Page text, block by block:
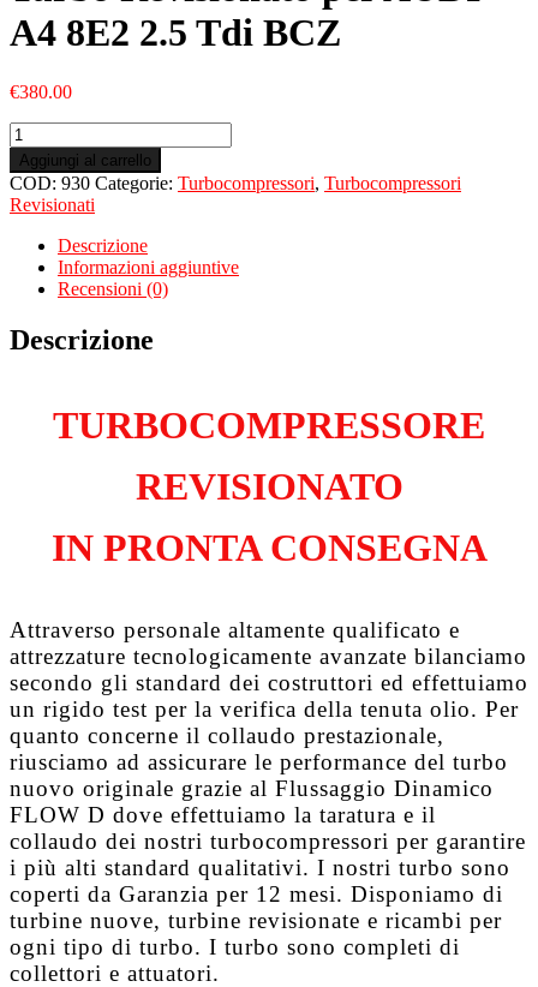
A4 8E2 2.5 Tdi BCZ
€380.00
Turbo
Revisionato
per
AUDI
A4
8E2
quantità
Aggiungi al carrello
COD: 930 Categorie: Turbocompressori, Turbocompressori
Revisionati
Descrizione
Informazioni aggiuntive
Recensioni (0)
Descrizione
TURBOCOMPRESSORE
REVISIONATO
IN PRONTA CONSEGNA
Attraverso personale altamente qualificato e
attrezzature tecnologicamente avanzate bilanciamo
secondo gli standard dei costruttori ed effettuiamo
un rigido test per la verifica della tenuta olio. Per
quanto concerne il collaudo prestazionale,
riusciamo ad assicurare le performance del turbo
nuovo originale grazie al Flussaggio Dinamico
FLOW D dove effettuiamo la taratura e il
collaudo dei nostri turbocompressori per garantire
i più alti standard qualitativi. I nostri turbo sono
coperti da Garanzia per 12 mesi. Disponiamo di
turbine nuove, turbine revisionate e ricambi per
ogni tipo di turbo. I turbo sono completi di
collettori e attuatori.